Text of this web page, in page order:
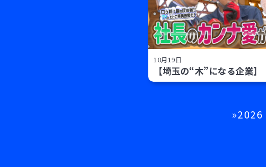
10月19日
【埼玉の“木”になる企業】
2026